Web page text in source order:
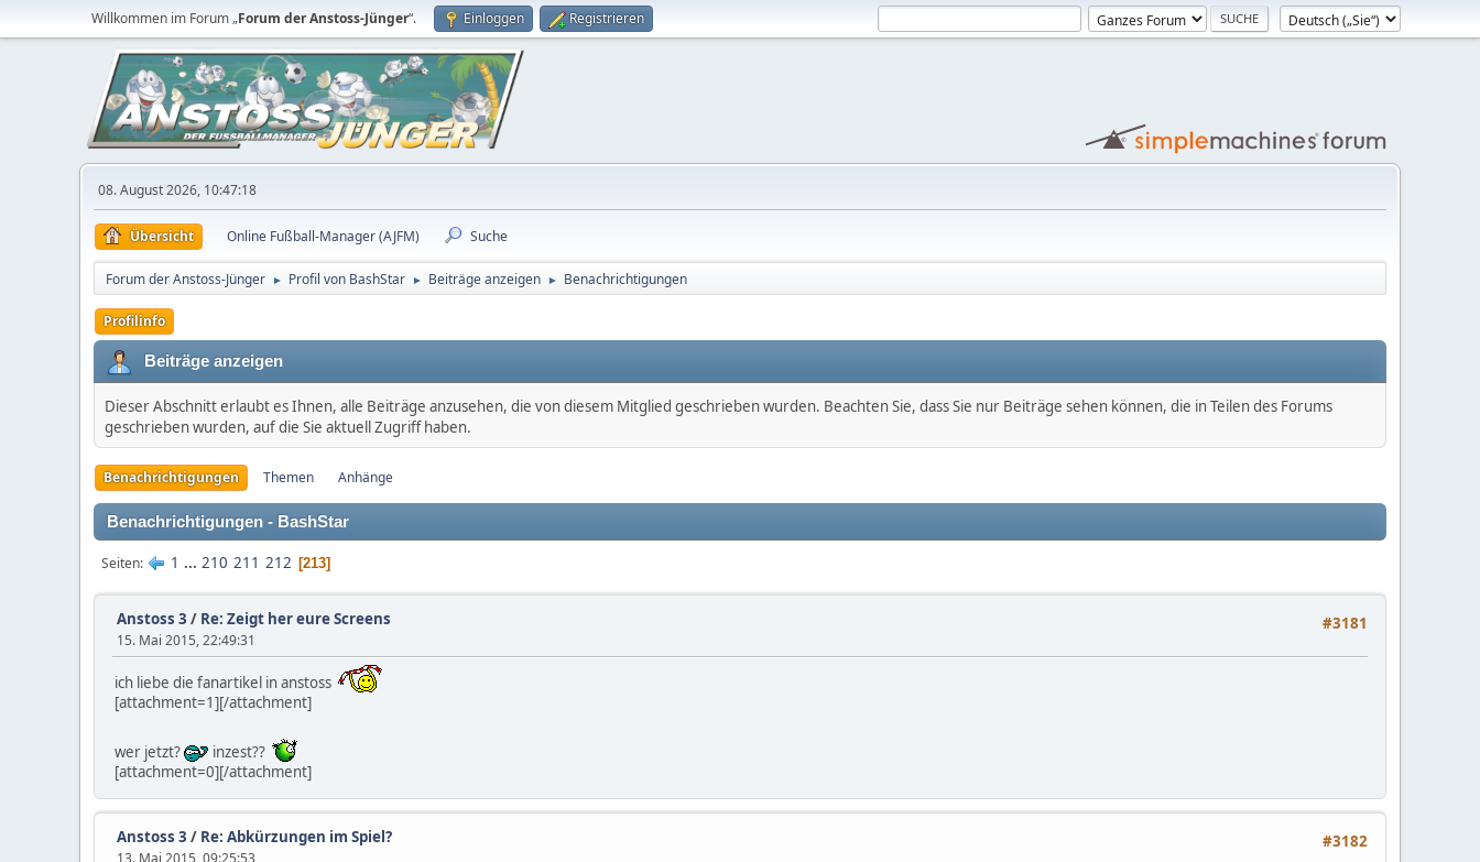
Willkommen im Forum „Forum der Anstoss-Jünger“. Einloggen Registrieren
08. August 2026, 10:47:18
Übersicht Online Fußball-Manager (AJFM) Suche
Forum der Anstoss-Jünger ► Profil von BashStar ► Beiträge anzeigen ► Benachrichtigungen
Profilinfo
Beiträge anzeigen
Dieser Abschnitt erlaubt es Ihnen, alle Beiträge anzusehen, die von diesem Mitglied geschrieben wurden. Beachten Sie, dass Sie nur Beiträge sehen können, die in Teilen des Forums
geschrieben wurden, auf die Sie aktuell Zugriff haben.
Benachrichtigungen Themen Anhänge
Benachrichtigungen - BashStar
Seiten 1 ... 210 211 212 213
#3181
Anstoss 3 / Re: Zeigt her eure Screens
15. Mai 2015, 22:49:31
ich liebe die fanartikel in anstoss
[attachment=1][/attachment]
wer jetzt?
inzest??
[attachment=0][/attachment]
#3182
Anstoss 3 / Re: Abkürzungen im Spiel?
13. Mai 2015, 09:25:53